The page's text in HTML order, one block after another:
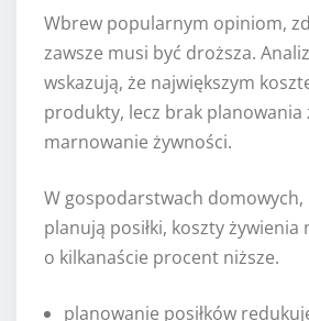
Wbrew popularnym opiniom,
zawsze musi być droższa.
wskazują, że największym
produkty, lecz brak planowania
marnowanie żywności.
W gospodarstwach
planują posiłki, koszty żywienia
o kilkanaście procent niższe.
planowanie posiłków